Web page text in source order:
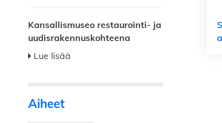
Kansallismuseo restaurointi- ja
uudisrakennuskohteena
Lue lisää
Aiheet